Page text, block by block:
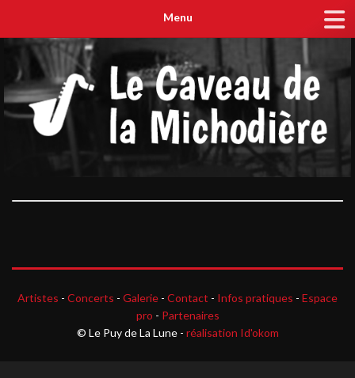
Menu
Artistes - Concerts - Galerie - Contact - Infos pratiques - Espace
pro - Partenaires
© Le Puy de La Lune - réalisation Id'okom